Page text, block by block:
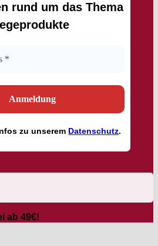
rund um das Thema
zu unserem Datenschutz.
ab 49€!